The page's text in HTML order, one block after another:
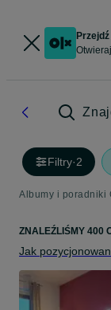
Filtry·2
Albumy i poradniki
ZNALEŹLIŚMY 400
Jak